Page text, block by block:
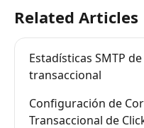
Related Articles
Estadísticas SMTP
transaccional
Configuración de
Transaccional de